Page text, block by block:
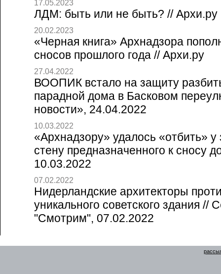
17.05.2023
ЛДМ: быть или не быть? // Архи.ру
20.02.2023
«Черная книга» Архнадзора
сносов прошлого года // Архи.ру
27.04.2022
ВООПИК встало на защиту
парадной дома в Басковом
новости», 24.04.2022
10.03.2022
«Архнадзору» удалось «отбить»
стену предназначенного к сносу
10.03.2022
07.02.2022
Нидерландские архитекторы
уникального советского здания //
"Смотрим", 07.02.2022